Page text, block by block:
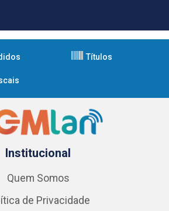
Títulos
Institucional
Quem Somos
de Privacidade